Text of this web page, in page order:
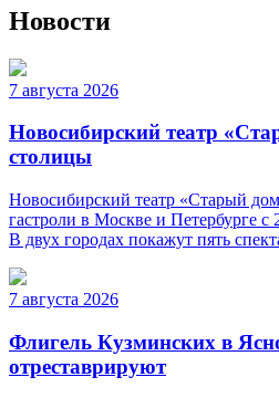
Новости
7 августа 2026
Новосибирский театр
столицы
Новосибирский театр «Старый
гастроли в Москве и Петербурге с
В двух городах покажут пять
7 августа 2026
Флигель Кузминских в
отреставрируют